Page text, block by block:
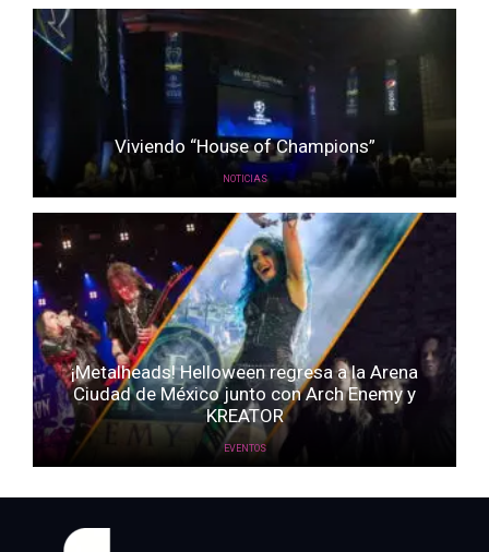
Viviendo “House of Champions”
NOTICIAS
¡Metalheads! Helloween regresa a la Arena
Ciudad de México junto con Arch Enemy y
KREATOR
EVENTOS